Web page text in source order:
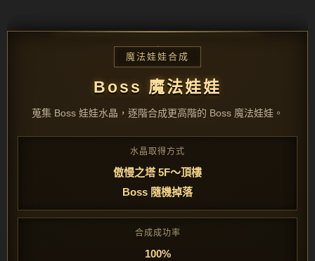
魔法娃娃合成
Boss 魔法娃娃
蒐集 Boss 娃娃水晶，逐階合成更高階的 Boss 魔法娃娃。
水晶取得方式
傲慢之塔 5F～頂樓
Boss 隨機掉落
合成成功率
100%